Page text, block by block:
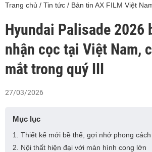
Trang chủ / Tin tức / Bản tin AX FILM Việt
Hyundai Palisade 2026
nhận cọc tại Việt Nam,
mắt trong quý III
27/03/2026
Mục lục
1. Thiết kế mới bề thế, gợi nhớ phong
2. Nội thất hiện đại với màn hình cong lớn